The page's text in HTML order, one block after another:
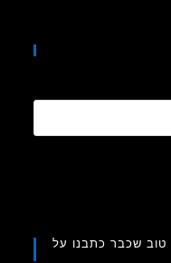
כתבנו על